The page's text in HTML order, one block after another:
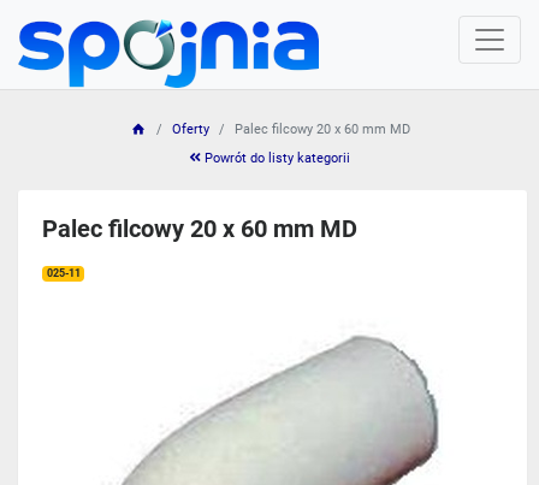
Oferty
Palec filcowy 20 x 60 mm MD
Powrót do listy kategorii
Palec filcowy 20 x 60 mm MD
025-11